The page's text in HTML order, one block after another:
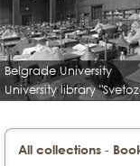
Belgrade University
University library
All collections -